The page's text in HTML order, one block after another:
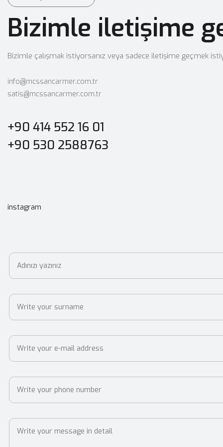
Bizimle iletişime
Bizimle çalışmak istiyorsanız veya sadece iletişime geçmek
info@mcssancarmer.com.tr
satis@mcssancarmer.com.tr
+90 414 552 16 01
+90 530 2588763
instagram